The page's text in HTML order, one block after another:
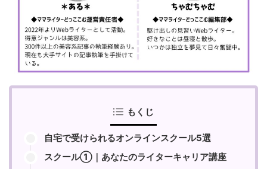
もくじ
自宅で受けられるオンラインスクール5選
スクール①｜あなたのライターキャリア講座